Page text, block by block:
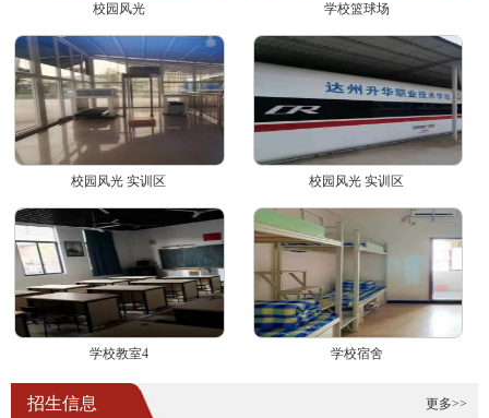
校园风光 学校篮球场
校园风光 实训区 校园风光 实训区
学校教室4 学校宿舍
更多>>
招生信息